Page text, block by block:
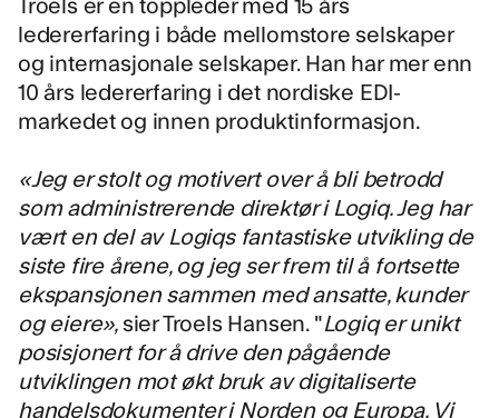
ledererfaring i både mellomstore selskaper
og internasjonale selskaper. Han har mer enn
10 års ledererfaring i det nordiske EDI-
markedet og innen produktinformasjon.
«Jeg er stolt og motivert over å bli betrodd
som administrerende direktør i Logiq. Jeg har
vært en del av Logiqs fantastiske utvikling de
siste fire årene, og jeg ser frem til å fortsette
ekspansjonen sammen med ansatte, kunder
og eiere»,sier Troels Hansen. "Logiq er unikt
posisjonert for å drive den pågående
utviklingen mot økt bruk av digitaliserte
handelsdokumenter i Norden og Europa. Vi